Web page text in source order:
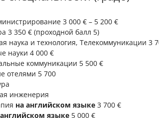
3 000 € – 5 200 €
3 350 € (проходной балл 5)
наука и технология, Телекоммуникации 3
науки 4 000 €
коммуникации 5 500 €
отелями 5 700
инженерия
на английском языке 3 700 €
языке 5 000 €